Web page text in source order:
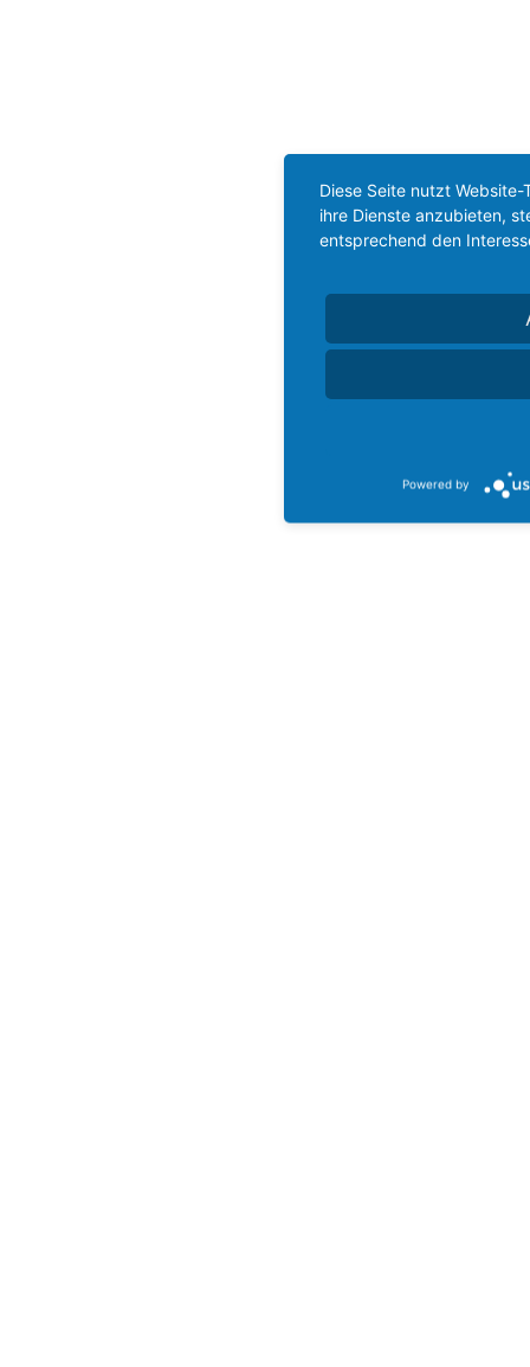
Diese Seite nutzt
ihre Dienste anzubieten,
entsprechend den
Powered by